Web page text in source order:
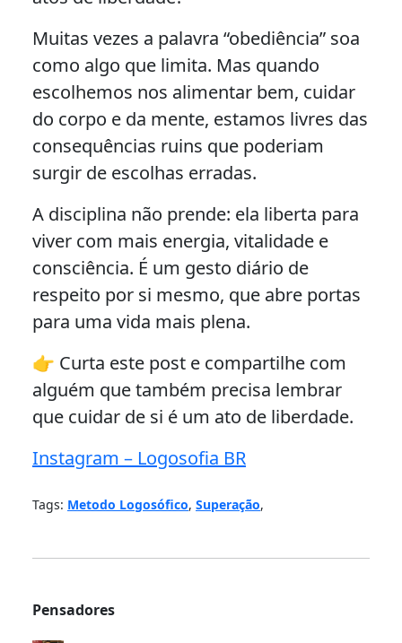
Muitas vezes a palavra “obediência” soa
como algo que limita. Mas quando
escolhemos nos alimentar bem, cuidar
do corpo e da mente, estamos livres das
consequências ruins que poderiam
surgir de escolhas erradas.
A disciplina não prende: ela liberta para
viver com mais energia, vitalidade e
consciência. É um gesto diário de
respeito por si mesmo, que abre portas
para uma vida mais plena.
👉 Curta este post e compartilhe com
alguém que também precisa lembrar
que cuidar de si é um ato de liberdade.
Instagram – Logosofia BR
Tags: Metodo Logosófico, Superação,
Pensadores